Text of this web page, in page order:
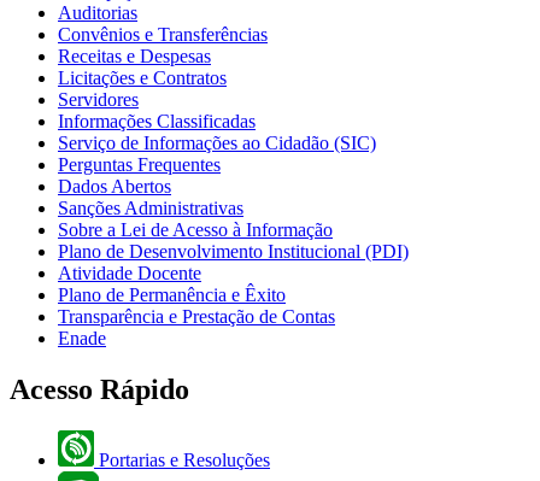
Auditorias
Convênios e Transferências
Receitas e Despesas
Licitações e Contratos
Servidores
Informações Classificadas
Serviço de Informações ao Cidadão (SIC)
Perguntas Frequentes
Dados Abertos
Sanções Administrativas
Sobre a Lei de Acesso à Informação
Plano de Desenvolvimento Institucional (PDI)
Atividade Docente
Plano de Permanência e Êxito
Transparência e Prestação de Contas
Enade
Acesso Rápido
Portarias e Resoluções